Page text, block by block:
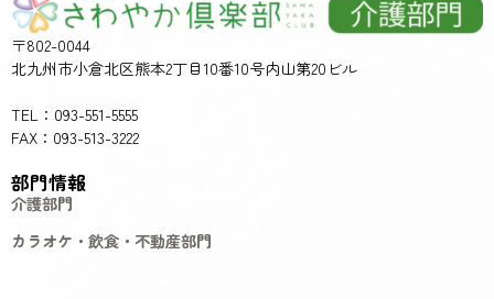
〒802-0044
北九州市小倉北区熊本2丁目10番10号内山第20ビル
TEL：093-551-5555
FAX：093-513-3222
部門情報
介護部門
カラオケ・飲食・不動産部門